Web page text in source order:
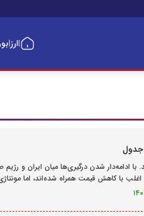
|ارز|
امروز 27 خرداد 1404 اعلام شد. با ادامه‌دار شدن درگیری‌ها
با کاهش قیمت همراه شده‌اند، اما